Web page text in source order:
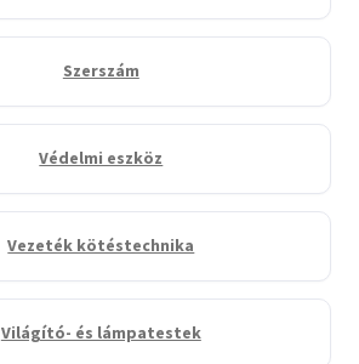
Szerszám
Védelmi eszköz
Vezeték kötéstechnika
Világító- és lámpatestek